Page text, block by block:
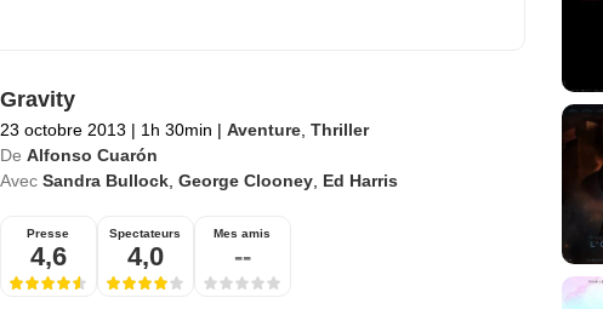
Gravity
23 octobre 2013 | 1h 30min | Aventure, Thriller
De Alfonso Cuarón
Avec Sandra Bullock, George Clooney, Ed Harris
Presse
4,6
Spectateurs
4,0
Mes amis
--